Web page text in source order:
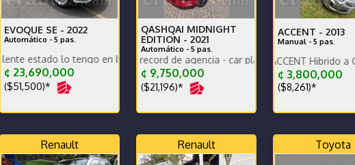
vehículo de menor valor
EVOQUE SE - 2022
Automático - 5 pas.
lo tengo en belen heredia
¢ 23,690,000
($51,500)*
QASHQAI MIDNIGHT
EDITION - 2021
Automático - 5 pas.
MIDNIGHT EDITION - record de agencia - car play - poco km un solo dueño
¢ 9,750,000
($21,196)*
ACCENT - 2013
Manual - 5 pas.
Se vende HYUNDAI ACCENT Hibrido a GAS en
¢ 3,800,000
($8,261)*
Renault Renault Toyota